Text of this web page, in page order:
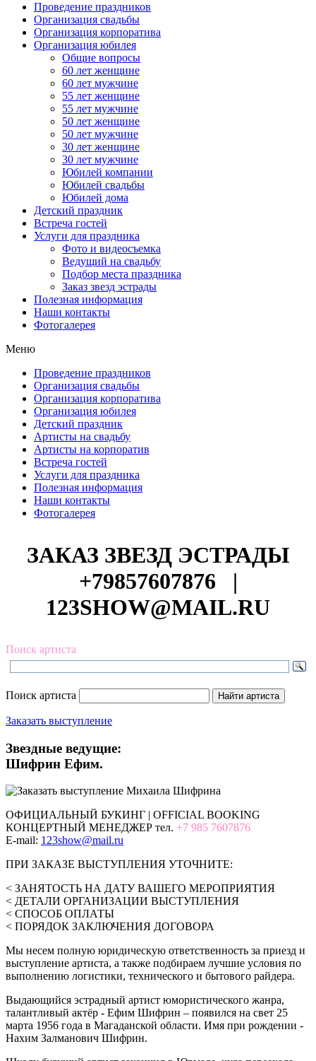
Проведение праздников
Организация свадьбы
Организация корпоратива
Организация юбилея
Общие вопросы
60 лет женщине
60 лет мужчине
55 лет женщине
55 лет мужчине
50 лет женщине
50 лет мужчине
30 лет женщине
30 лет мужчине
Юбилей компании
Юбилей свадьбы
Юбилей дома
Детский праздник
Встреча гостей
Услуги для праздника
Фото и видеосъемка
Ведущий на свадьбу
Подбор места праздника
Заказ звезд эстрады
Полезная информация
Наши контакты
Фотогалерея
Меню
Проведение праздников
Организация свадьбы
Организация корпоратива
Организация юбилея
Детский праздник
Артисты на свадьбу
Артисты на корпоратив
Встреча гостей
Услуги для праздника
Полезная информация
Наши контакты
Фотогалерея
ЗАКАЗ ЗВЕЗД ЭСТРАДЫ
+79857607876
|
123SHOW@MAIL.RU
Поиск артиста
Поиск артиста
Заказать выступление
Звездные ведущие:
Шифрин Ефим.
ОФИЦИАЛЬНЫЙ БУКИНГ | OFFICIAL BOOKING
КОНЦЕРТНЫЙ МЕНЕДЖЕР тел. +7 985 7607876
E-mail: 123show@mail.ru
ПРИ ЗАКАЗЕ ВЫСТУПЛЕНИЯ УТОЧНИТЕ:
< ЗАНЯТОСТЬ НА ДАТУ ВАШЕГО МЕРОПРИЯТИЯ
< ДЕТАЛИ ОРГАНИЗАЦИИ ВЫСТУПЛЕНИЯ
< СПОСОБ ОПЛАТЫ
< ПОРЯДОК ЗАКЛЮЧЕНИЯ ДОГОВОРА
Мы несем полную юридическую ответственность за приезд и
выступление артиста, а также подбираем лучшие условия по
выполнению логистики, технического и бытового райдера.
Выдающийся эстрадный артист юмористического жанра,
талантливый актёр - Ефим Шифрин – появился на свет 25
марта 1956 года в Магаданской области. Имя при рождении -
Нахим Залманович Шифрин.